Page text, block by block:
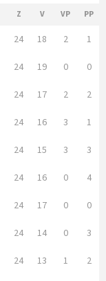
Z V VP PP
24 18 2
1
24 19 0
0
24 17 2
2
24 16 3
1
24 15 3
3
24 16 0
4
24 17 0
0
24 14 0
3
24 13 1
2